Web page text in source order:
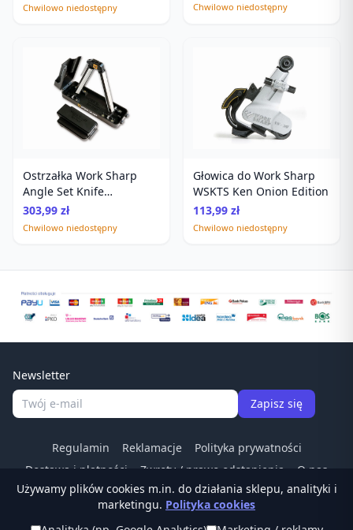
Chwilowo niedostępny Chwilowo niedostępny
Ostrzałka Work Sharp
Angle Set Knife
Sharpener
303,99 zł
Chwilowo niedostępny
Głowica do Work Sharp
WSKTS Ken Onion Edition
113,99 zł
Chwilowo niedostępny
Newsletter
Zapisz się
Regulamin Reklamacje
Polityka prywatności
Dostawa i płatności
Zwroty / prawo odstapienia
O nas
Kontakt
Odstąp od umowy
Tel: (22) 266 83 84 © Ostrzalkilansky.pl ·
Używamy plików cookies m.in. do działania sklepu, analityki i
marketingu. Polityka cookies